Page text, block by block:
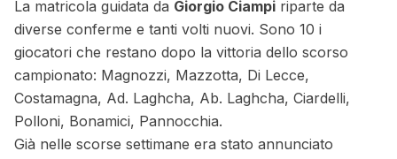
La matricola guidata da Giorgio Ciampi riparte da
diverse conferme e tanti volti nuovi. Sono 10 i
giocatori che restano dopo la vittoria dello scorso
campionato: Magnozzi, Mazzotta, Di Lecce,
Costamagna, Ad. Laghcha, Ab. Laghcha, Ciardelli,
Polloni, Bonamici, Pannocchia.
Già nelle scorse settimane era stato annunciato